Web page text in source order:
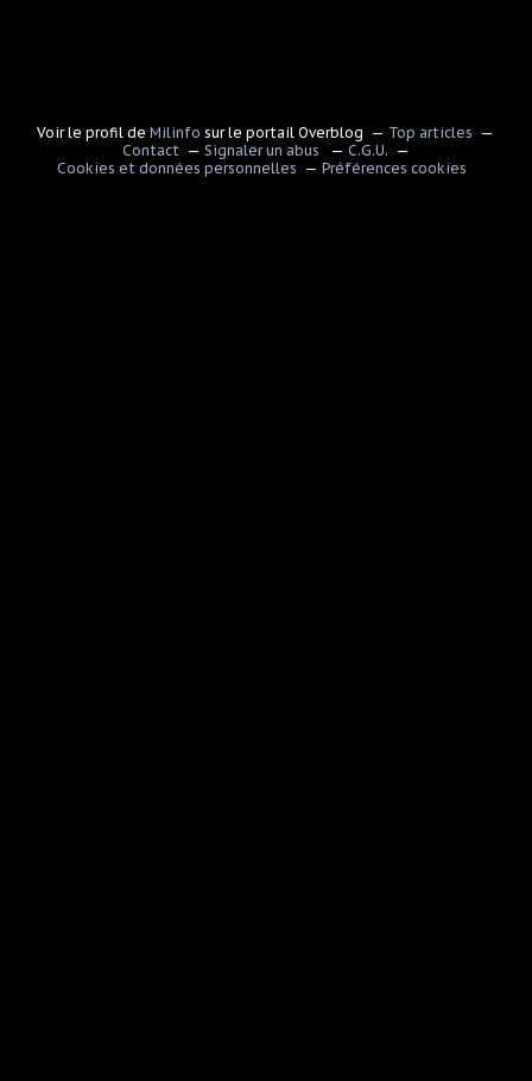
Voir le profil deMilinfo sur le portail Overblog
Top articles
Contact
Signaler un abus
C.G.U.
Cookies et données personnelles
Préférences cookies